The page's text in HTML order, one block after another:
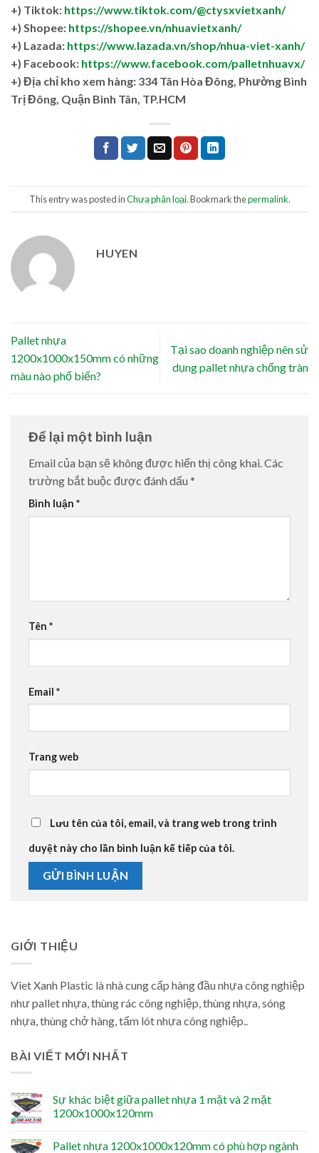
+) Tiktok: https://www.tiktok.com/@ctysxvietxanh/
+) Shopee: https://shopee.vn/nhuavietxanh/
+) Lazada: https://www.lazada.vn/shop/nhua-viet-xanh/
+) Facebook: https://www.facebook.com/palletnhuavx/
+) Địa chỉ kho xem hàng: 334 Tân Hòa Đông, Phường Bình
Trị Đông, Quận Bình Tân, TP.HCM
This entry was posted inChưa phân loại. Bookmark thepermalink.
HUYEN
Pallet nhựa
1200x1000x150mm có những
màu nào phổ biến?
Tại sao doanh nghiệp nên sử
dụng pallet nhựa chống tràn
Để lại một bình luận
Email của bạn sẽ không được hiển thị công khai.Các
trường bắt buộc được đánh dấu *
Bình luận *
Tên *
Email *
Trang web
Lưu tên của tôi, email, và trang web trong trình
duyệt này cho lần bình luận kế tiếp của tôi.
GIỚI THIỆU
Viet Xanh Plastic là nhà cung cấp hàng đầu nhựa công nghiệp
như pallet nhựa, thùng rác công nghiệp, thùng nhựa, sóng
nhựa, thùng chở hàng, tấm lót nhựa công nghiệp..
BÀI VIẾT MỚI NHẤT
Sự khác biệt giữa pallet nhựa 1 mặt và 2 mặt
1200x1000x120mm
Pallet nhựa 1200x1000x120mm có phù hợp ngành